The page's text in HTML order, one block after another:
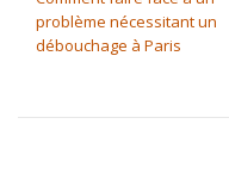
problème nécessitant un
débouchage à Paris